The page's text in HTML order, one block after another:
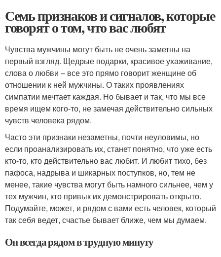
Семь признаков и сигналов, которые
говорят о том, что вас любят
Чувства мужчины могут быть не очень заметны на
первый взгляд. Щедрые подарки, красивое ухаживание,
слова о любви – все это прямо говорит женщине об
отношении к ней мужчины. О таких проявлениях
симпатии мечтает каждая. Но бывает и так, что мы все
время ищем кого-то, не замечая действительно сильных
чувств человека рядом.
Часто эти признаки незаметны, почти неуловимы, но
если проанализировать их, станет понятно, что уже есть
кто-то, кто действительно вас любит. И любит тихо, без
пафоса, надрыва и шикарных поступков, но, тем не
менее, такие чувства могут быть намного сильнее, чем у
тех мужчин, кто привык их демонстрировать открыто.
Подумайте, может, и рядом с вами есть человек, который
так себя ведет, счастье бывает ближе, чем мы думаем.
Он всегда рядом в трудную минуту